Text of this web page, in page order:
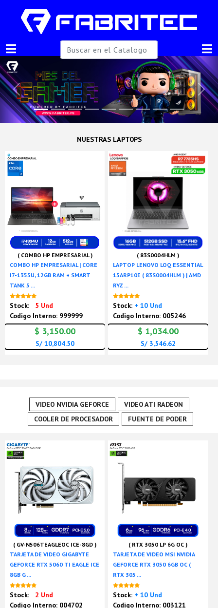
Previous Next
NUESTRAS LAPTOPS
( COMBO HP EMPRESARIAL )
COMBO HP EMPRESARIAL | CORE
I7-1355U, 12GB RAM + SMART
TANK 5 ...
Stock:
5 Und
Codigo Interno: 999999
$ 3,150.00
S/ 10,804.50
( 83S0004HLM )
LAPTOP LENOVO LOQ ESSENTIAL
15ARP10E ( 83S0004HLM ) | AMD
RYZ ...
Stock: + 10 Und
Codigo Interno: 005246
$ 1,034.00
S/ 3,546.62
VIDEO NVIDIA GEFORCE
VIDEO ATI RADEON
COOLER DE PROCESADOR
FUENTE DE PODER
( GV-N506TEAGLEOC ICE-8GD )
TARJETA DE VIDEO GIGABYTE
GEFORCE RTX 5060 TI EAGLE ICE
8GB G ...
Stock:
2 Und
Codigo Interno: 004702
( RTX 3050 LP 6G OC )
TARJETA DE VIDEO MSI NVIDIA
GEFORCE RTX 3050 6GB OC (
RTX 305 ...
Stock: + 10 Und
Codigo Interno: 003121